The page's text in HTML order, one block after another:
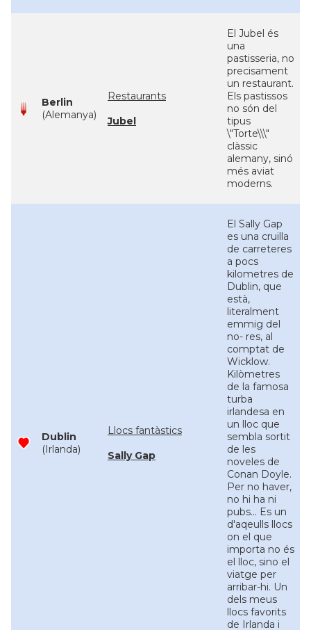
Berlin
(Alemanya)
Restaurants
Jubel
El Jubel és
una
pastisseria, no
precisament
un restaurant.
Els pastissos
no són del
tipus
\"Torte\\\"
clàssic
alemany, sinó
més aviat
moderns.
Dublin
(Irlanda)
Llocs fantàstics
Sally Gap
El Sally Gap
es una cruilla
de carreteres
a pocs
kilometres de
Dublin, que
està,
literalment
emmig del
no- res, al
comptat de
Wicklow.
Kilòmetres
de la famosa
turba
irlandesa en
un lloc que
sembla sortit
de les
noveles de
Conan Doyle.
Per no haver,
no hi ha ni
pubs... Es un
d'aqeulls llocs
on el que
importa no és
el lloc, sino el
viatge per
arribar-hi. Un
dels meus
llocs favorits
de Irlanda i